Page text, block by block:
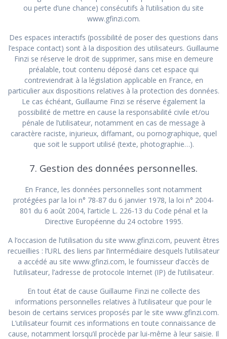
ou perte d’une chance) consécutifs à l’utilisation du site
www.gfinzi.com.
Des espaces interactifs (possibilité de poser des questions dans
l’espace contact) sont à la disposition des utilisateurs. Guillaume
Finzi se réserve le droit de supprimer, sans mise en demeure
préalable, tout contenu déposé dans cet espace qui
contreviendrait à la législation applicable en France, en
particulier aux dispositions relatives à la protection des données.
Le cas échéant, Guillaume Finzi se réserve également la
possibilité de mettre en cause la responsabilité civile et/ou
pénale de l’utilisateur, notamment en cas de message à
caractère raciste, injurieux, diffamant, ou pornographique, quel
que soit le support utilisé (texte, photographie…).
7. Gestion des données personnelles.
En France, les données personnelles sont notamment
protégées par la loi n° 78-87 du 6 janvier 1978, la loi n° 2004-
801 du 6 août 2004, l’article L. 226-13 du Code pénal et la
Directive Européenne du 24 octobre 1995.
A l’occasion de l’utilisation du site www.gfinzi.com, peuvent êtres
recueillies : l’URL des liens par l’intermédiaire desquels l’utilisateur
a accédé au site www.gfinzi.com, le fournisseur d’accès de
l’utilisateur, l’adresse de protocole Internet (IP) de l’utilisateur.
En tout état de cause Guillaume Finzi ne collecte des
informations personnelles relatives à l’utilisateur que pour le
besoin de certains services proposés par le site www.gfinzi.com.
L’utilisateur fournit ces informations en toute connaissance de
cause, notamment lorsqu’il procède par lui-même à leur saisie. Il